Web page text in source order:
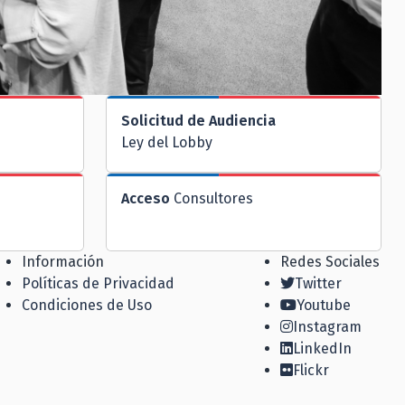
Solicitud de Audiencia
Ley del Lobby
Acceso Consultores
Información
Políticas de Privacidad
Condiciones de Uso
Redes Sociales
Twitter
Youtube
Instagram
LinkedIn
Flickr